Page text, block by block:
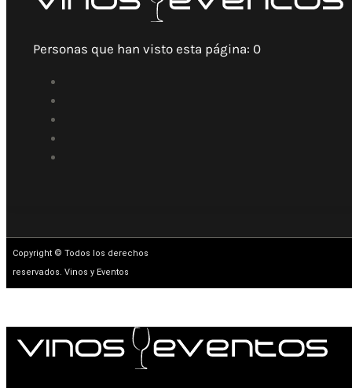
Personas que han visto esta página: 0
Copyright © Todos los derechos
reservados. Vinos y Eventos